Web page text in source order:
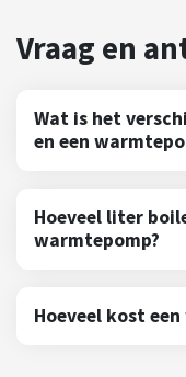
Wat is het
en een
Hoeveel liter
warmtepomp?
Hoeveel kost